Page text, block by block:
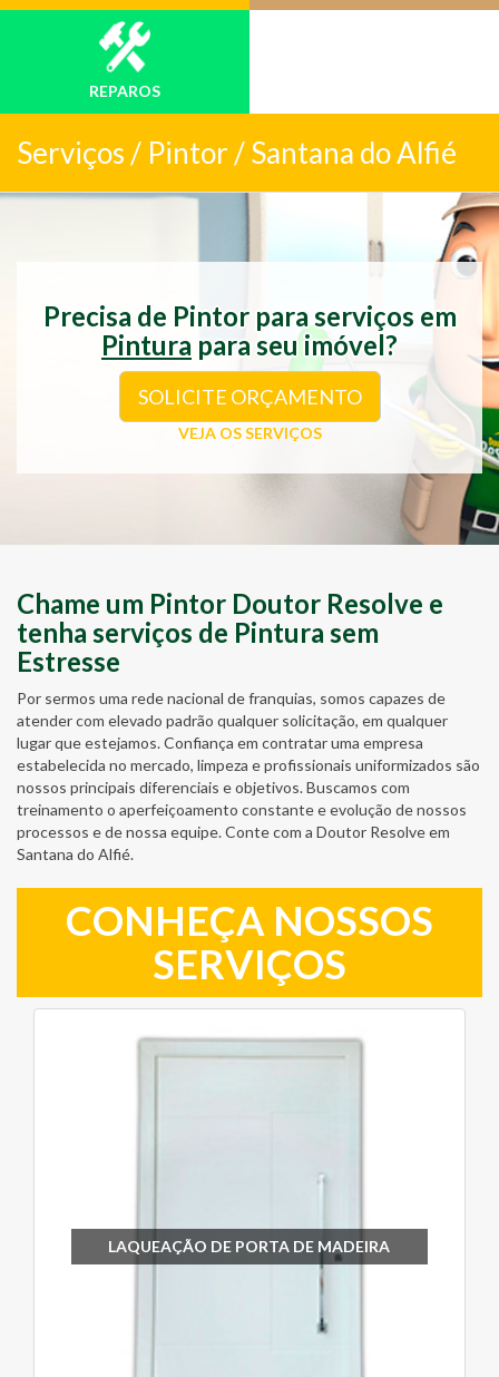
REPAROS
Serviços / Pintor / Santana do Alfié
Precisa de Pintor para serviços em
Pintura para seu imóvel?
SOLICITE ORÇAMENTO
VEJA OS SERVIÇOS
Chame um Pintor Doutor Resolve e
tenha serviços de Pintura sem
Estresse
Por sermos uma rede nacional de franquias, somos capazes de
atender com elevado padrão qualquer solicitação, em qualquer
lugar que estejamos. Confiança em contratar uma empresa
estabelecida no mercado, limpeza e profissionais uniformizados são
nossos principais diferenciais e objetivos. Buscamos com
treinamento o aperfeiçoamento constante e evolução de nossos
processos e de nossa equipe. Conte com a Doutor Resolve em
Santana do Alfié.
CONHEÇA NOSSOS
SERVIÇOS
LAQUEAÇÃO DE PORTA DE MADEIRA